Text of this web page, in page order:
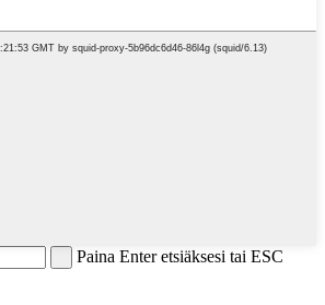
Paina Enter etsiäksesi tai ESC